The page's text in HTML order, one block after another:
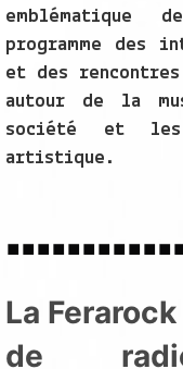
emblématique
programme des
et des
autour de la
société et
artistique.
◼︎◼︎◼︎◼︎◼︎◼︎◼︎ ◼︎ ◼︎◼︎◼︎
La
de